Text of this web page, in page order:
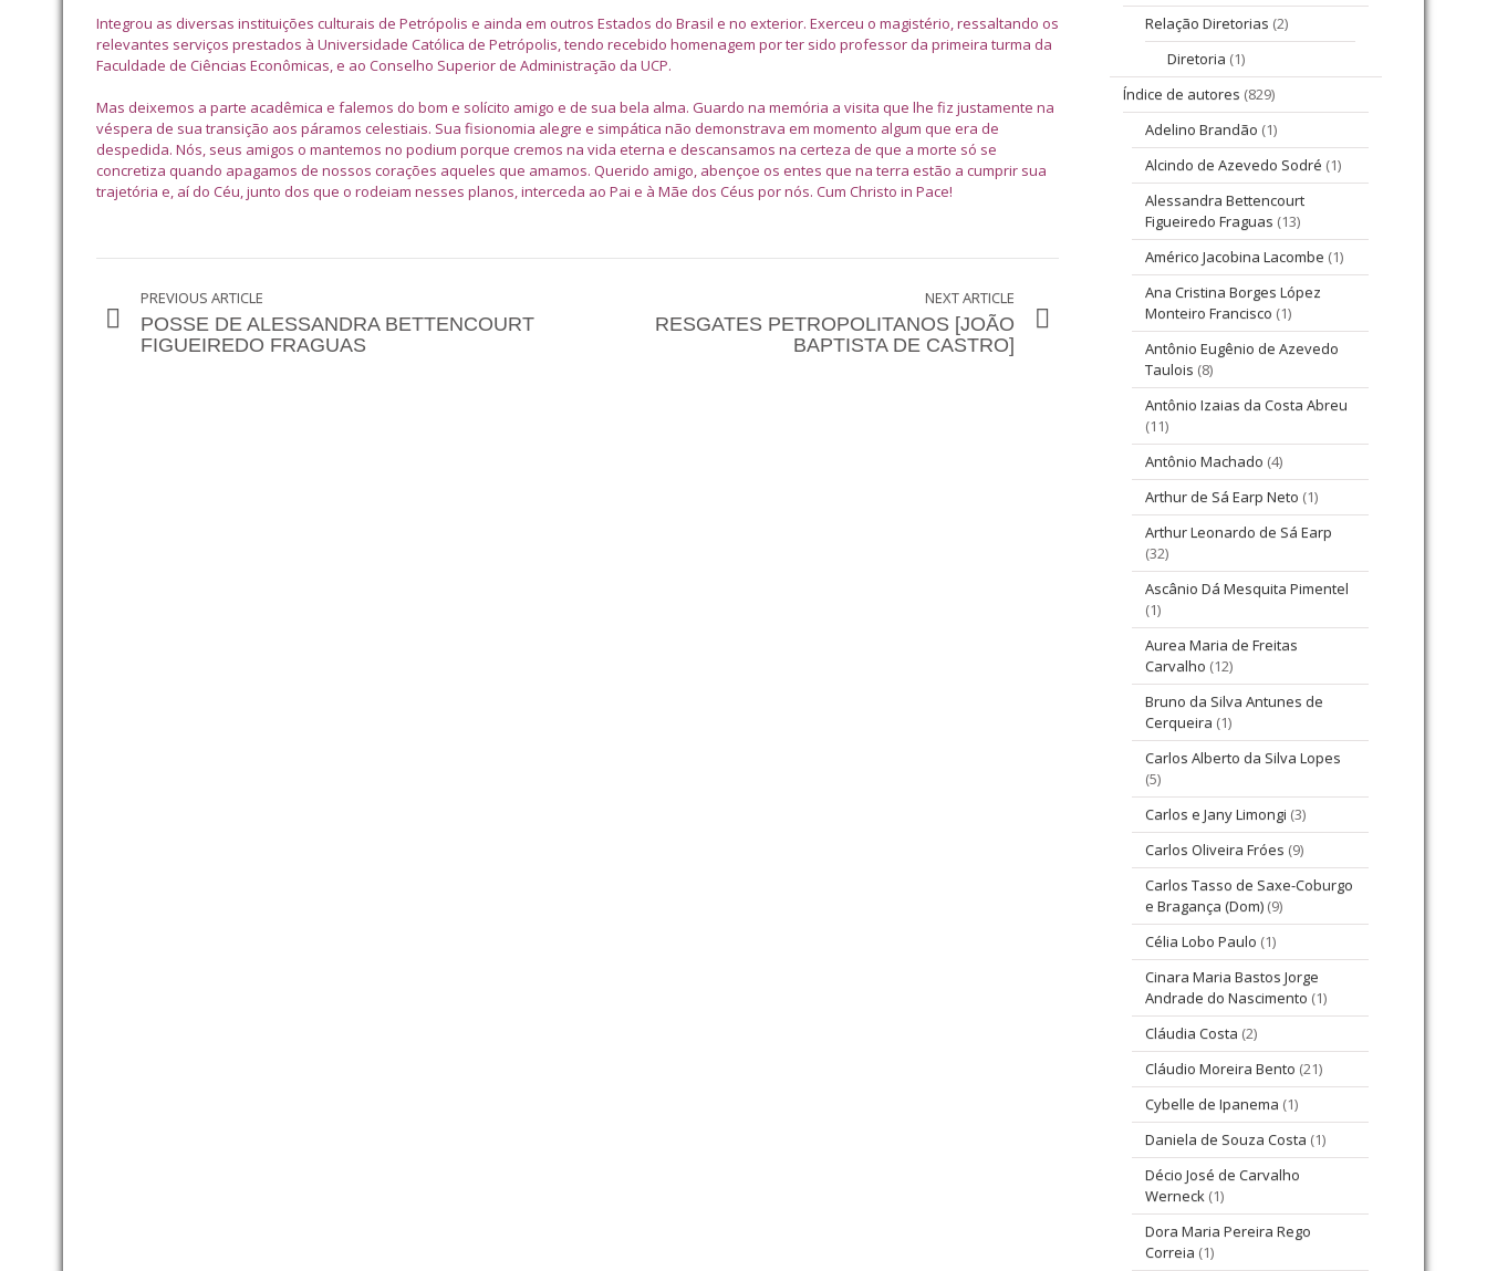
Integrou as diversas instituições culturais de Petrópolis e ainda em outros Estados do Brasil e no exterior. Exerceu o magistério, ressaltando os
relevantes serviços prestados à Universidade Católica de Petrópolis, tendo recebido homenagem por ter sido professor da primeira turma da
Faculdade de Ciências Econômicas, e ao Conselho Superior de Administração da UCP.
Mas deixemos a parte acadêmica e falemos do bom e solícito amigo e de sua bela alma. Guardo na memória a visita que lhe fiz justamente na
véspera de sua transição aos páramos celestiais. Sua fisionomia alegre e simpática não demonstrava em momento algum que era de
despedida. Nós, seus amigos o mantemos no podium porque cremos na vida eterna e descansamos na certeza de que a morte só se
concretiza quando apagamos de nossos corações aqueles que amamos. Querido amigo, abençoe os entes que na terra estão a cumprir sua
trajetória e, aí do Céu, junto dos que o rodeiam nesses planos, interceda ao Pai e à Mãe dos Céus por nós. Cum Christo in Pace!
PREVIOUS ARTICLE
POSSE DE ALESSANDRA BETTENCOURT
FIGUEIREDO FRAGUAS
NEXT ARTICLE
RESGATES PETROPOLITANOS [JOÃO
BAPTISTA DE CASTRO]
Relação Diretorias (2)
Diretoria (1)
Índice de autores (829)
Adelino Brandão (1)
Alcindo de Azevedo Sodré (1)
Alessandra Bettencourt
Figueiredo Fraguas (13)
Américo Jacobina Lacombe (1)
Ana Cristina Borges López
Monteiro Francisco (1)
Antônio Eugênio de Azevedo
Taulois (8)
Antônio Izaias da Costa Abreu
(11)
Antônio Machado (4)
Arthur de Sá Earp Neto (1)
Arthur Leonardo de Sá Earp
(32)
Ascânio Dá Mesquita Pimentel
(1)
Aurea Maria de Freitas
Carvalho (12)
Bruno da Silva Antunes de
Cerqueira (1)
Carlos Alberto da Silva Lopes
(5)
Carlos e Jany Limongi (3)
Carlos Oliveira Fróes (9)
Carlos Tasso de Saxe-Coburgo
e Bragança (Dom) (9)
Célia Lobo Paulo (1)
Cinara Maria Bastos Jorge
Andrade do Nascimento (1)
Cláudia Costa (2)
Cláudio Moreira Bento (21)
Cybelle de Ipanema (1)
Daniela de Souza Costa (1)
Décio José de Carvalho
Werneck (1)
Dora Maria Pereira Rego
Correia (1)